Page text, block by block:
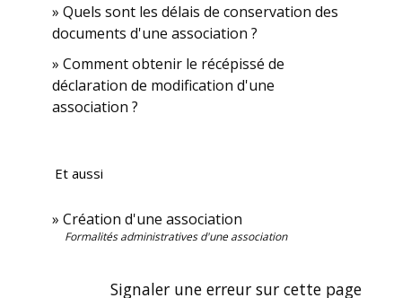
Quels sont les délais de conservation des
documents d'une association ?
Comment obtenir le récépissé de
déclaration de modification d'une
association ?
Et aussi
Création d'une association
Formalités administratives d'une association
Signaler une erreur sur cette page